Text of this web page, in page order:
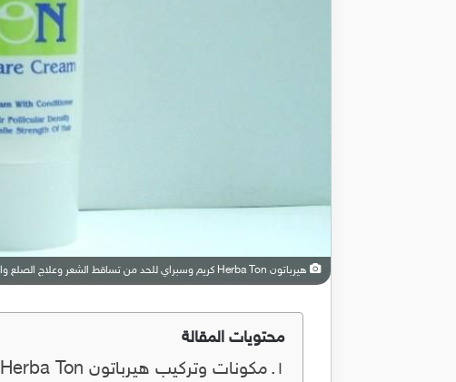
هيرباتون Herba Ton كريم وسبراي للحد من تساقط الشعر وعلاج الصلع والثعلبة
محتويات المقالة
مكونات وتركيب هيرباتون Herba Ton: